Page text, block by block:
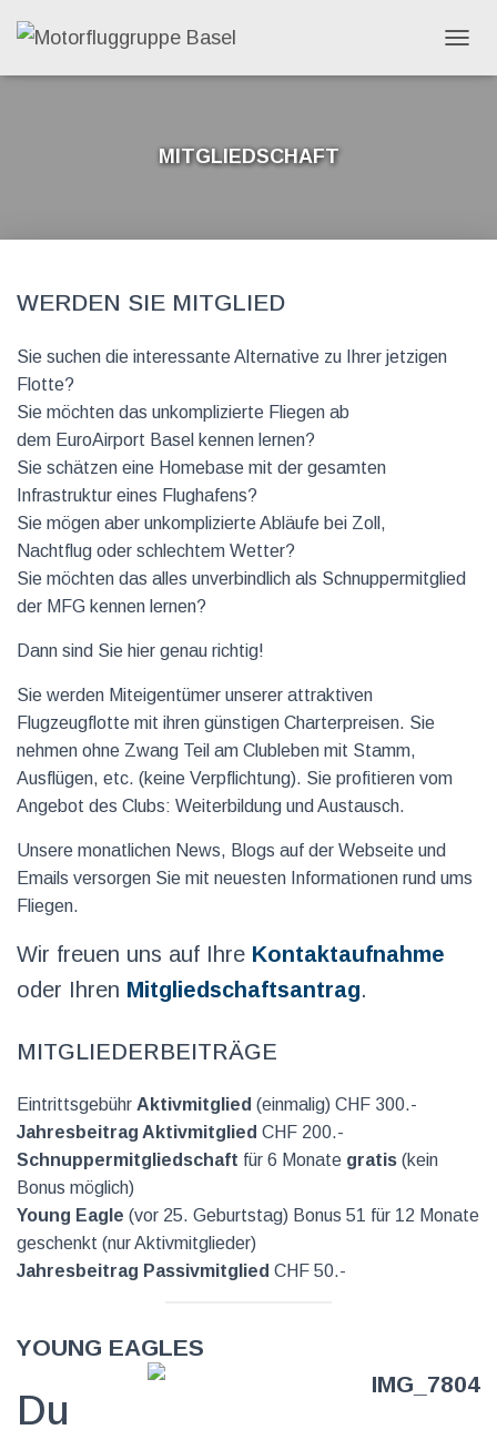
A
N
Mitgliedschaft
Werden Sie Mitglied
Sie suchen die interessante Alternative zu Ihrer jetzigen
Flotte?
Sie möchten das unkomplizierte Fliegen ab
dem EuroAirport Basel kennen lernen?
Sie schätzen eine Homebase mit der gesamten
Infrastruktur eines Flughafens?
Sie mögen aber unkomplizierte Abläufe bei Zoll,
Nachtflug oder schlechtem Wetter?
Sie möchten das alles unverbindlich als Schnuppermitglied
der MFG kennen lernen?
Dann sind Sie hier genau richtig!
Sie werden Miteigentümer unserer attraktiven
Flugzeugflotte mit ihren günstigen Charterpreisen. Sie
nehmen ohne Zwang Teil am Clubleben mit Stamm,
Ausflügen, etc. (keine Verpflichtung). Sie profitieren vom
Angebot des Clubs: Weiterbildung und Austausch.
Unsere monatlichen News, Blogs auf der Webseite und
Emails versorgen Sie mit neuesten Informationen rund ums
Fliegen.
Wir freuen uns auf Ihre Kontaktaufnahme
oder Ihren Mitgliedschaftsantrag.
Mitgliederbeiträge
Eintrittsgebühr Aktivmitglied (einmalig) CHF 300.-
Jahresbeitrag Aktivmitglied CHF 200.-
Schnuppermitgliedschaft für 6 Monate gratis (kein
Bonus möglich)
Young Eagle (vor 25. Geburtstag) Bonus 51 für 12 Monate
geschenkt (nur Aktivmitglieder)
Jahresbeitrag Passivmitglied CHF 50.-
Young Eagles
Du